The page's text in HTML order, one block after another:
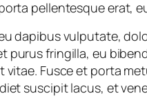
pellentesque erat,
dapibus vulputate,
purus fringilla, eu
Fusce et porta
suscipit lacus, et